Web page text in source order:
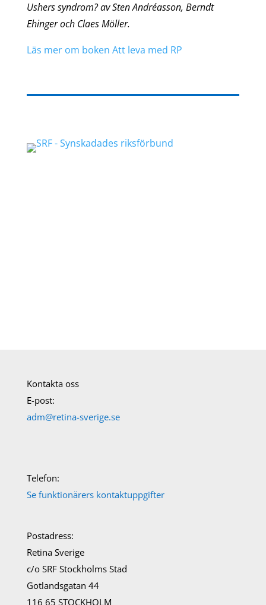
Ushers syndrom? av Sten Andréasson, Berndt
Ehinger och Claes Möller.
Läs mer om boken Att leva med RP
Kontakta oss
E-post:
adm@retina-sverige.se
Telefon:
Se funktionärers kontaktuppgifter
Postadress:
Retina Sverige
c/o SRF Stockholms Stad
Gotlandsgatan 44
116 65 STOCKHOLM